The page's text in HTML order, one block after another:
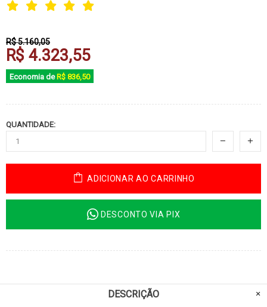
R$ 5.160,05
R$ 4.323,55
Economia de R$ 836,50
QUANTIDADE:
ADICIONAR AO CARRINHO
DESCONTO VIA PIX
DESCRIÇÃO